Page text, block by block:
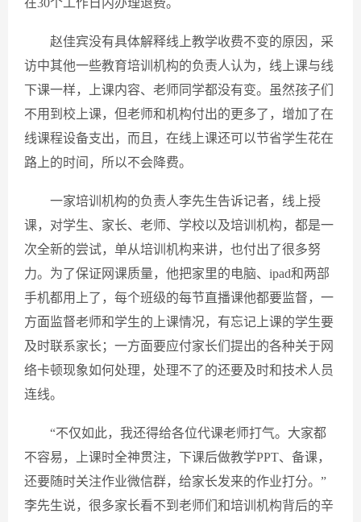
在30个工作日内办理退费。
赵佳宾没有具体解释线上教学收费不变的原因，采
访中其他一些教育培训机构的负责人认为，线上课与线
下课一样，上课内容、老师同学都没有变。虽然孩子们
不用到校上课，但老师和机构付出的更多了，增加了在
线课程设备支出，而且，在线上课还可以节省学生花在
路上的时间，所以不会降费。
一家培训机构的负责人李先生告诉记者，线上授
课，对学生、家长、老师、学校以及培训机构，都是一
次全新的尝试，单从培训机构来讲，也付出了很多努
力。为了保证网课质量，他把家里的电脑、ipad和两部
手机都用上了，每个班级的每节直播课他都要监督，一
方面监督老师和学生的上课情况，有忘记上课的学生要
及时联系家长；一方面要应付家长们提出的各种关于网
络卡顿现象如何处理，处理不了的还要及时和技术人员
连线。
“不仅如此，我还得给各位代课老师打气。大家都
不容易，上课时全神贯注，下课后做教学PPT、备课，
还要随时关注作业微信群，给家长发来的作业打分。”
李先生说，很多家长看不到老师们和培训机构背后的辛